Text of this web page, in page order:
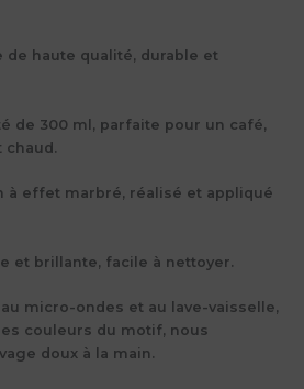
de haute qualité, durable et
de 300 ml, parfaite pour un café,
chaud.
à effet marbré, réalisé et appliqué
et brillante, facile à nettoyer.
micro-ondes et au lave-vaisselle,
couleurs du motif, nous
doux à la main.